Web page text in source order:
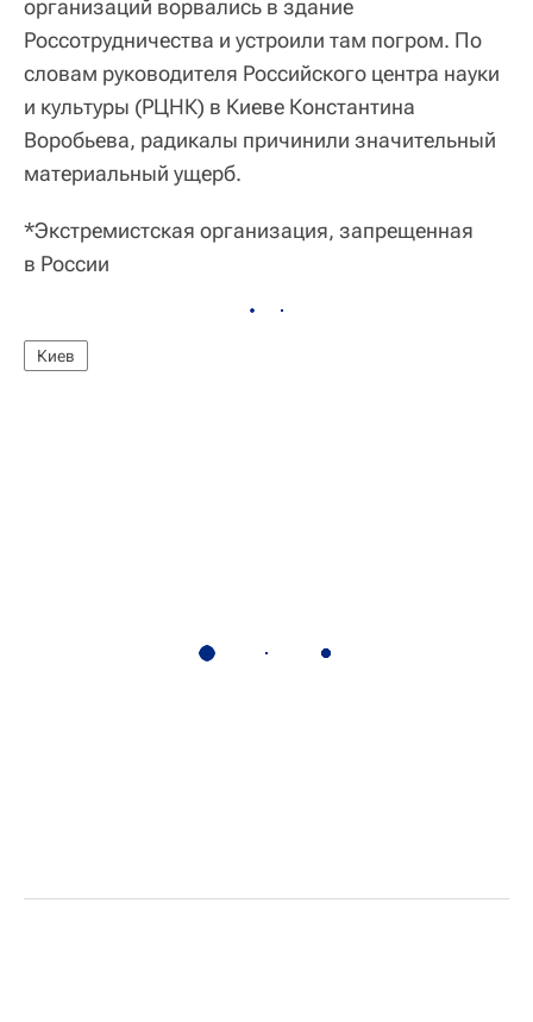
организаций ворвались в здание
Россотрудничества и устроили там погром. По
словам руководителя Российского центра науки
и культуры (РЦНК) в Киеве Константина
Воробьева, радикалы причинили значительный
материальный ущерб.
*Экстремистская организация, запрещенная
в России
Киев